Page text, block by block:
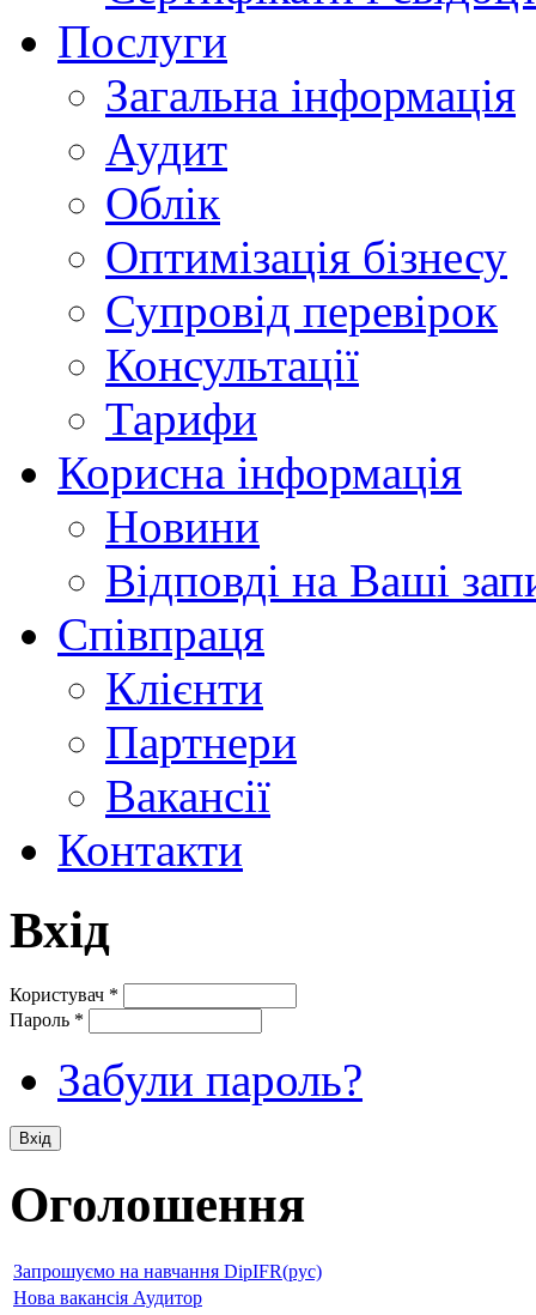
Послуги
Загальна інформація
Аудит
Облік
Оптимізація бізнесу
Супровід перевірок
Консультації
Тарифи
Корисна інформація
Новини
Відповді на Ваші
Співпраця
Клієнти
Партнери
Вакансії
Контакти
Вхід
Користувач *
Пароль *
Забули пароль?
Оголошення
Запрошуємо на навчання DipIFR(рус)
Нова вакансія Аудитор